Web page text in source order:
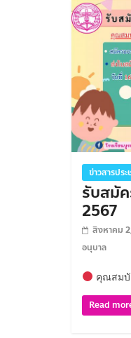
ข่าวสารปร
รับสมั
2567
สิงหาคม
อนุบาล
คุณสม
Read